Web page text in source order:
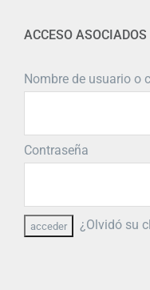
ACCESO ASOCIADOS
Nombre de usuario o
Contraseña
¿Olvidó su